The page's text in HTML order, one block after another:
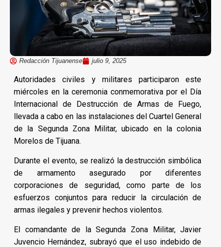
Redacción Tijuanense julio 9, 2025
Autoridades civiles y militares participaron este
miércoles en la ceremonia conmemorativa por el Día
Internacional de Destrucción de Armas de Fuego,
llevada a cabo en las instalaciones del Cuartel General
de la Segunda Zona Militar, ubicado en la colonia
Morelos de Tijuana.
Durante el evento, se realizó la destrucción simbólica
de armamento asegurado por diferentes
corporaciones de seguridad, como parte de los
esfuerzos conjuntos para reducir la circulación de
armas ilegales y prevenir hechos violentos.
El comandante de la Segunda Zona Militar, Javier
Juvencio Hernández, subrayó que el uso indebido de